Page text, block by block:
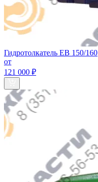
Гидротолкатель EB 150/160
от
121 000 ₽